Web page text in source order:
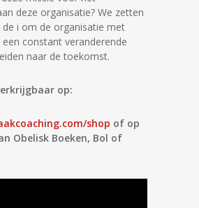
deze organisatie? We zetten
i om de organisatie met
constant veranderende
naar de toekomst.
op:
shop of op
Obelisk Boeken, Bol of